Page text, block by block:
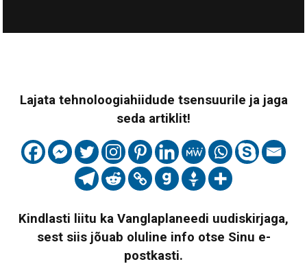
Lajata tehnoloogiahiidude tsensuurile ja jaga
seda artiklit!
Kindlasti liitu ka Vanglaplaneedi uudiskirjaga,
sest siis jõuab oluline info otse Sinu e-
postkasti.